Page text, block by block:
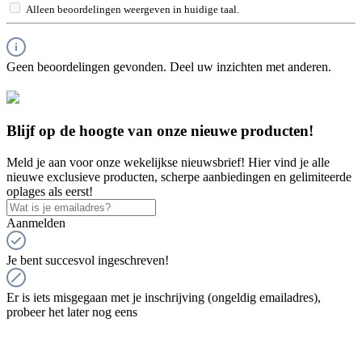
Alleen beoordelingen weergeven in huidige taal.
Geen beoordelingen gevonden. Deel uw inzichten met anderen.
Blijf op de hoogte van onze nieuwe producten!
Meld je aan voor onze wekelijkse nieuwsbrief! Hier vind je alle
nieuwe exclusieve producten, scherpe aanbiedingen en gelimiteerde
oplages als eerst!
Aanmelden
Je bent succesvol ingeschreven!
Er is iets misgegaan met je inschrijving (ongeldig emailadres),
probeer het later nog eens